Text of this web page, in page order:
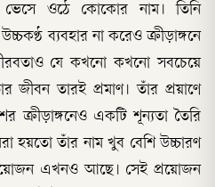
ভেসে ওঠে কোকোর নাম। তিনি
ব্যবহার না করেও ক্রীড়াঙ্গনে
নীরবতাও যে কখনো কখনো সবচেয়ে
জীবন তারই প্রমাণ। তাঁর প্রয়াণে
ক্রীড়াঙ্গনেও একটি শূন্যতা তৈরি
হয়তো তাঁর নাম খুব বেশি উচ্চারণ
এখনও আছে। সেই প্রয়োজন